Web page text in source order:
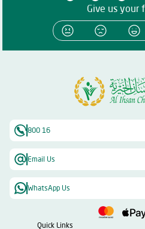
Give us your
800 16
Email Us
WhatsApp Us
Quick Links